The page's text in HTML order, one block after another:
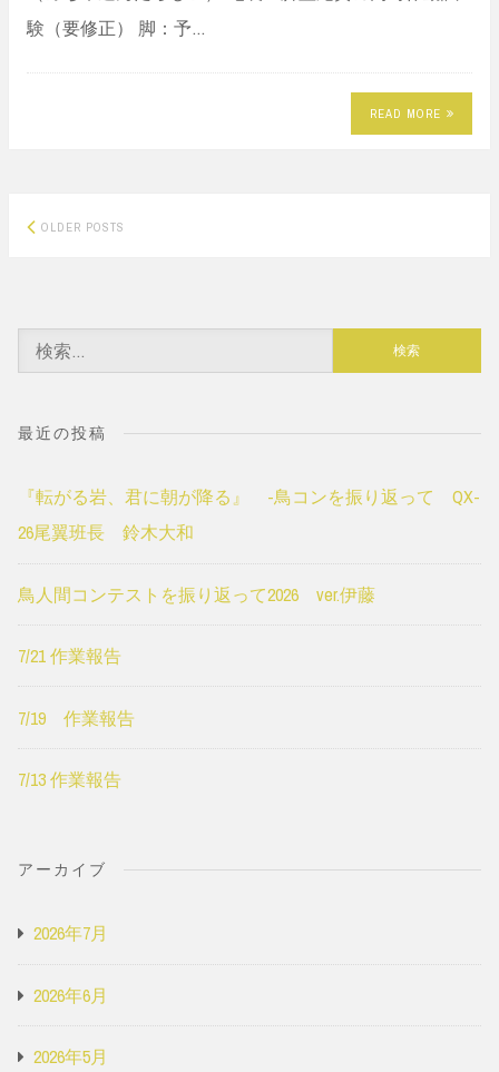
験（要修正） 脚：予…
READ MORE
Posts
OLDER POSTS
索:
最近の投稿
『転がる岩、君に朝が降る』 -鳥コンを振り返って QX-
26尾翼班長 鈴木大和
鳥人間コンテストを振り返って2026 ver.伊藤
7/21 作業報告
7/19 作業報告
7/13 作業報告
アーカイブ
2026年7月
2026年6月
2026年5月